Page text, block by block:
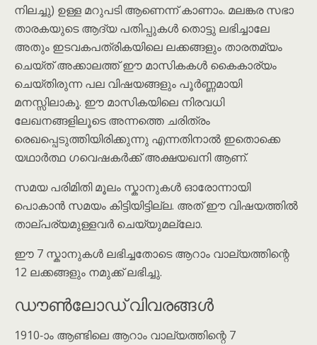
നിലച്ചു) ഉള്ള മറുപടി ആണെന്ന് കാണാം. മലങ്കര സഭാ
താരകയുടെ ആദ്യ പതിപ്പുകൾ തൊട്ടു ലഭിച്ചാലേ
അതും ഇടവകപത്രികയിലെ ലക്കങ്ങളും താരതമ്യം
ചെയ്ത് അക്കാലത്ത് ഈ മാസികകൾ കൈകാര്യം
ചെയ്തിരുന്ന പല വിഷയങ്ങളും പൂർണ്ണമായി
മനസ്സിലാകൂ. ഈ മാസികയിലെ നിരവധി
ലേഖനങ്ങളിലൂടെ അന്നത്തെ ചരിത്രം
രെഖപ്പെടുത്തിയിരിക്കുന്നു എന്നതിനാൽ ഇതൊക്കെ
യഥാർത്ഥ ഗവെഷകർക്ക് അക്ഷയഖനി ആണ്.
സമയ പരിമിതി മൂലം സ്കാനുകൾ ഓരോന്നായി
പൊകാൻ സമയം കിട്ടിയിട്ടില്ല. അത് ഈ വിഷയത്തിൽ
താല്പര്യമുള്ളവർ ചെയ്യുമല്ലോ.
ഈ 7 സ്കാനുകൾ ലഭിച്ചതോടെ ആറാം വാല്യത്തിന്റെ
12 ലക്കങ്ങളും നമുക്ക് ലഭിച്ചു.
ഡൗൺലോഡ് വിവരങ്ങൾ
1910-ാം ആണ്ടിലെ ആറാം വാല്യത്തിന്റെ 7